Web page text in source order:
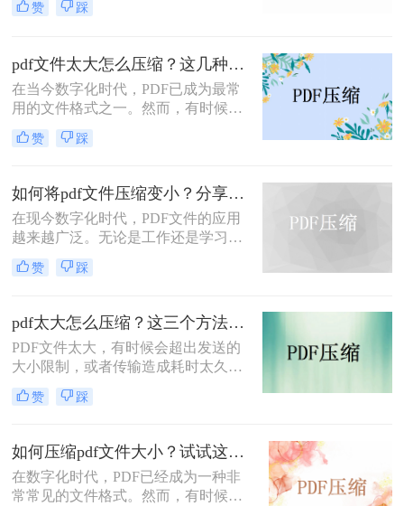
缩PDF文件的同时，还能确保其内容
性以及兼容性，受到了许多职场人士
的喜爱，因此使用频率也非常高；
赞 踩
pdf文件太大怎么压缩？这几种压缩方法效果很不错！
在当今数字化时代，PDF已成为最常
用的文件格式之一。然而，有时候我
们会遇到一个常见的问题：PDF文件
太大，导致传输缓慢或无法上传。那
件的大小呢？本文将为您详细介绍多
种pdf文件太大怎么压缩方法，帮助您
解决这一问题。立即行动起来，让我
们快速搞定这个大文件传输难题！
赞 踩
如何将pdf文件压缩变小？分享几个PDF压缩方法！
在现今数字化时代，PDF文件的应用
越来越广泛。无论是工作还是学习，
我们经常会用到PDF文件。然而，有
时候我们会发现一个问题：PDF文件
比如文件上传和分享的时候，会消耗
过多的时间和网络流量。那么有没有
什么方法可以将PDF文件压缩，使得
文件大小变小呢？答案是肯定的！接
下来，我将为大家详细介绍如何将pdf
文件压缩变小方法。
赞 踩
pdf太大怎么压缩？这三个方法能帮助大家！
PDF文件太大，有时候会超出发送的
大小限制，或者传输造成耗时太久等
等原因，我们经常会想到要给PDF文
件做压缩，但是又苦于找不到好用的
呢？今天小编就分享给大家一些简单
好用的实用方法。
赞 踩
如何压缩pdf文件大小？试试这几个压缩方法！
在数字化时代，PDF已经成为一种非
常常见的文件格式。然而，有时候我